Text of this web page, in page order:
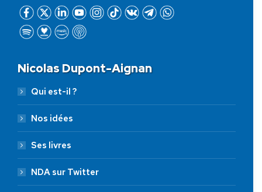
Nicolas Dupont-Aignan
Qui est-il ?
Nos idées
Ses livres
NDA sur Twitter